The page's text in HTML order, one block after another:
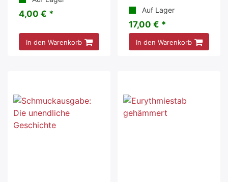
4,00 € *
In den Warenkorb
Auf Lager
17,00 € *
In den Warenkorb